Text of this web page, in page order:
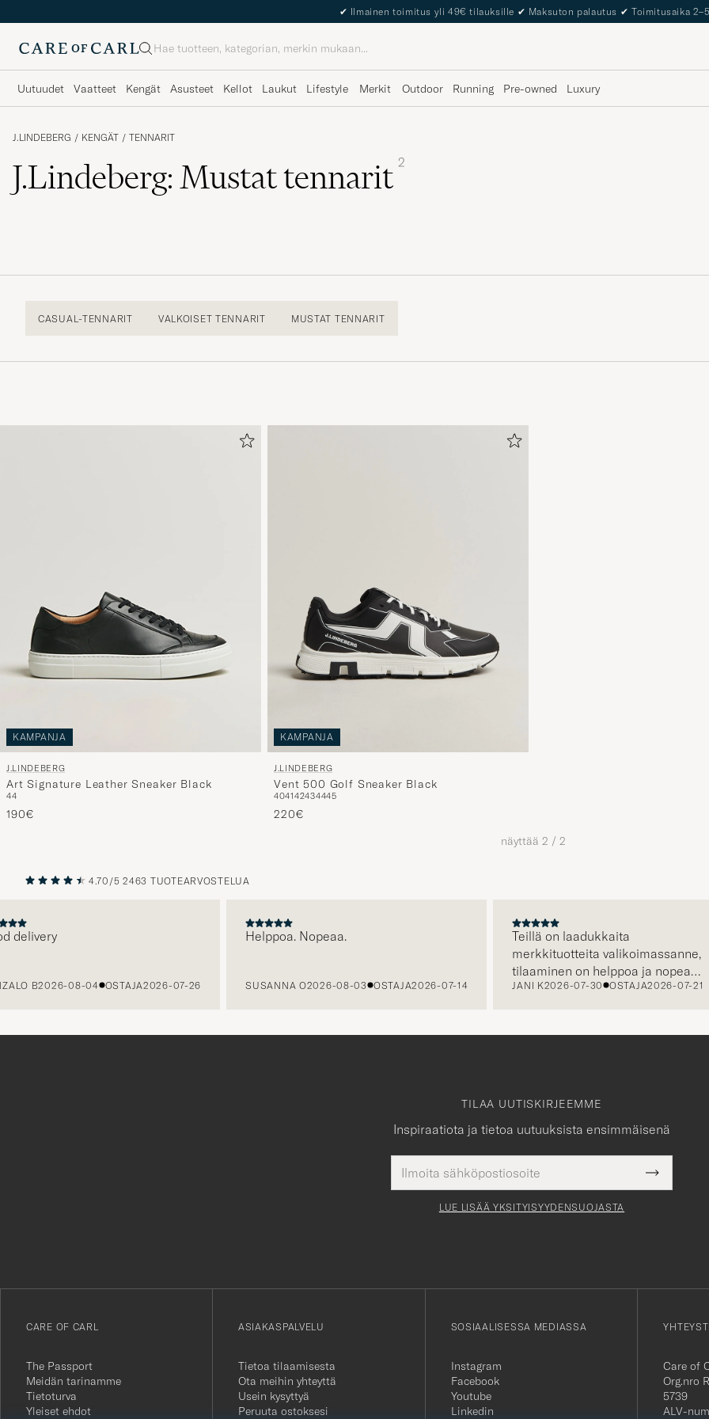
✔ Ilmainen toimitus yli 49€ tilauksille ✔ Maksuton palautus ✔ Toimitusaika
Haku
Uutuudet Vaatteet Kengät Asusteet Kellot Laukut Lifestyle Merkit Outdoor Running Pre-owned Luxury
J.LINDEBERG / KENGÄT / TENNARIT
J.Lindeberg: Mustat tennarit 2
CASUAL-TENNARIT VALKOISET TENNARIT MUSTAT TENNARIT
KAMPANJA
J.LINDEBERG
Art Signature Leather Sneaker Black
44
190€
KAMPANJA
J.LINDEBERG
Vent 500 Golf Sneaker Black
404142434445
220€
näyttää 2 / 2
EDELLINEN
4.70/5 2463 TUOTEARVOSTELUA
delivery
B2026-08-04 OSTAJA2026-07-26
Helppoa. Nopeaa.
SUSANNA O2026-08-03 OSTAJA2026-07-14
Teillä on laadukkaita
merkkituotteita valikoimassanne,
tilaaminen on helppoa ja nopeaa,
sekä asiakaspalvelustanne saa
JANI K2026-07-30 OSTAJA2026-07-21
TILAA UUTISKIRJEEMME
Inspiraatiota ja tietoa uutuuksista ensimmäisenä
Pakollinen
tieto
Submit
Newsletter
vårt
LUE LISÄÄ YKSITYISYYDENSUOJASTA
CARE OF CARL
The Passport
Meidän tarinamme
Tietoturva
Yleiset ehdot
ASIAKASPALVELU
Tietoa tilaamisesta
Ota meihin yhteyttä
Usein kysyttyä
Peruuta ostoksesi
SOSIAALISESSA MEDIASSA
Instagram
Facebook
Youtube
Linkedin
Care of
Org.nro
5739
ALV-